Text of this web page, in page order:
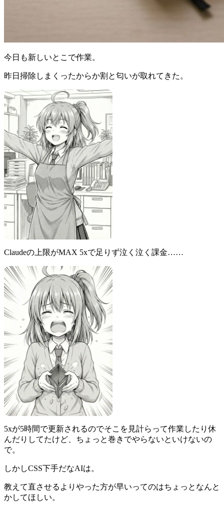
今日も新しいとこで作業。
昨日掃除しまくったからか割と匂いが取れてきた。
Claudeの上限がMAX 5xで足りず泣く泣く課金……
5xが5時間で更新されるのでそこを見計らって作業したり休
んだりしてたけど、ちょっと巻きでやらないといけないの
で。
しかしCSS下手だなAIは。
教えて直させるよりやった方が早いってのはちょっとなんと
かしてほしい。